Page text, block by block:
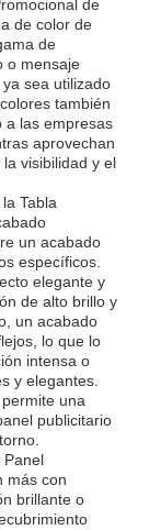
de
de color de
de
o mensaje
sea utilizado
también
a las empresas
aprovechan
visibilidad y el
Tabla
un acabado
específicos.
elegante y
de alto brillo y
un acabado
lo que lo
intensa o
y elegantes.
una
publicitario
Panel
más con
brillante o